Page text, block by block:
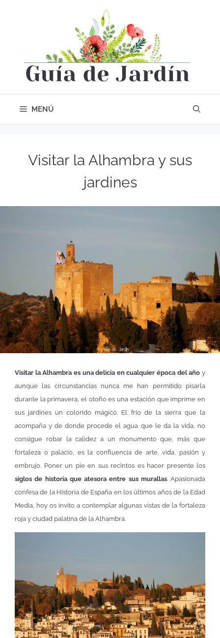
MENÚ
Visitar la Alhambra y sus
jardines
Visitar la Alhambra es una delicia en cualquier época del año y
aunque las circunstancias nunca me han permitido pisarla
durante la primavera, el otoño es una estación que imprime en
sus jardines un colorido mágico. El frío de la sierra que la
acompaña y de donde procede el agua que le da la vida, no
consigue robar la calidez a un monumento que, más que
fortaleza o palacio, es la confluencia de arte, vida, pasión y
embrujo. Poner un pie en sus recintos es hacer presente los
siglos de historia que atesora entre sus murallas. Apasionada
confesa de la Historia de España en los últimos años de la Edad
Media, hoy os invito a contemplar algunas vistas de la fortaleza
roja y ciudad palatina de la Alhambra.